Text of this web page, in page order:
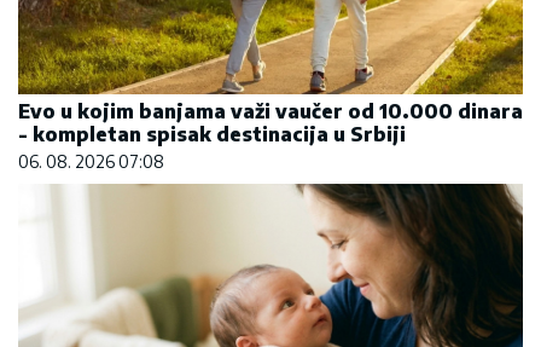
Evo u kojim banjama važi vaučer od 10.000 dinara
- kompletan spisak destinacija u Srbiji
06. 08. 2026 07:08